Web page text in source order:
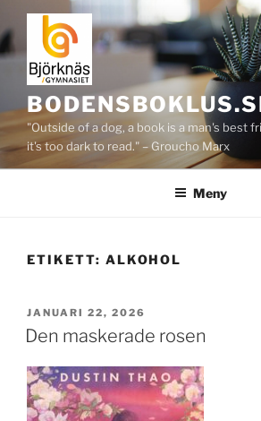
Hoppa
till
innehåll
"Outside of a dog, a book is a man's best
it's too dark to read." – Groucho Marx
Meny
ETIKETT: ALKOHOL
PUBLICERAT
JANUARI 22, 2026
Den maskerade rosen